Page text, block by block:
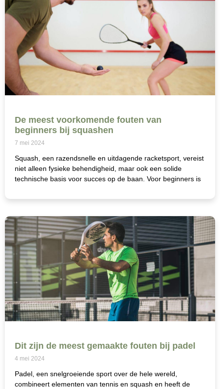
De meest voorkomende fouten van
beginners bij squashen
7 mei 2024
Squash, een razendsnelle en uitdagende racketsport, vereist
niet alleen fysieke behendigheid, maar ook een solide
technische basis voor succes op de baan. Voor beginners is
Dit zijn de meest gemaakte fouten bij padel
4 mei 2024
Padel, een snelgroeiende sport over de hele wereld,
combineert elementen van tennis en squash en heeft de